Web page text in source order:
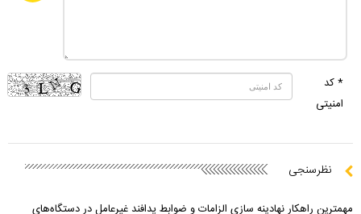
* کد
امنیتی
نظرسنجی
مهمترین راهکار نهادینه سازی الزامات و ضوابط پدافند غیرعامل در دستگاه‌های